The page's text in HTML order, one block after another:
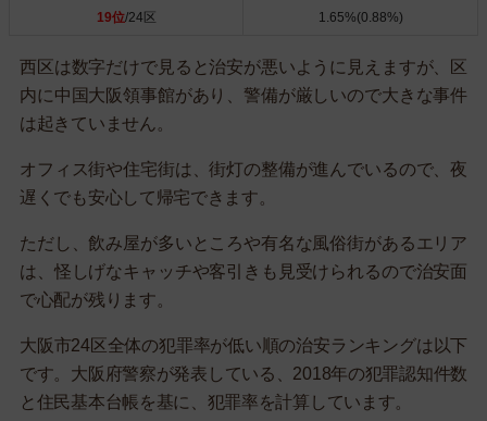
19位/24区 1.65%(0.88%)
西区は数字だけで見ると治安が悪いように見えますが、区
内に中国大阪領事館があり、警備が厳しいので大きな事件
は起きていません。
オフィス街や住宅街は、街灯の整備が進んでいるので、夜
遅くでも安心して帰宅できます。
ただし、飲み屋が多いところや有名な風俗街があるエリア
は、怪しげなキャッチや客引きも見受けられるので治安面
で心配が残ります。
大阪市24区全体の犯罪率が低い順の治安ランキングは以下
です。大阪府警察が発表している、2018年の犯罪認知件数
と住民基本台帳を基に、犯罪率を計算しています。